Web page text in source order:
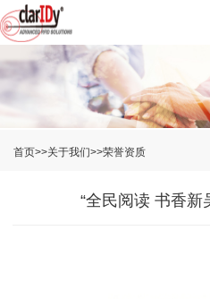
首页>>关于我们>>荣誉资质
“全民阅读 书香新